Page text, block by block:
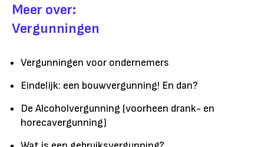
Meer over:
Vergunningen
Vergunningen voor ondernemers
Eindelijk: een bouwvergunning! En dan?
De Alcoholvergunning (voorheen drank- en
horecavergunning)